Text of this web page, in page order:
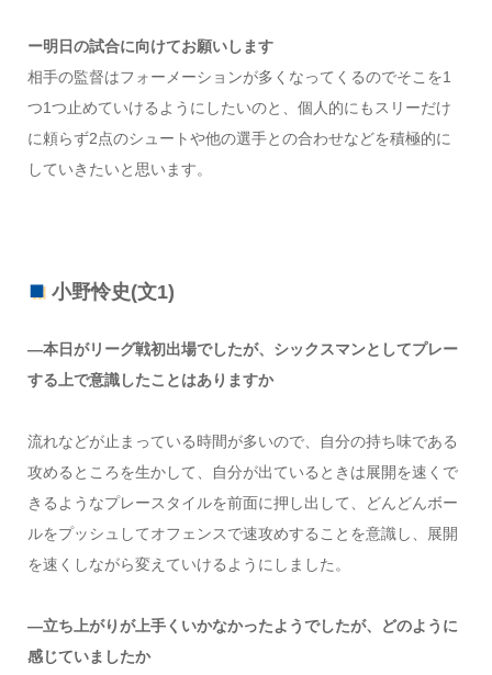
ー明日の試合に向けてお願いします
相手の監督はフォーメーションが多くなってくるのでそこを1
つ1つ止めていけるようにしたいのと、個人的にもスリーだけ
に頼らず2点のシュートや他の選手との合わせなどを積極的に
していきたいと思います。
小野怜史(文1)
―本日がリーグ戦初出場でしたが、シックスマンとしてプレー
する上で意識したことはありますか
流れなどが止まっている時間が多いので、自分の持ち味である
攻めるところを生かして、自分が出ているときは展開を速くで
きるようなプレースタイルを前面に押し出して、どんどんボー
ルをプッシュしてオフェンスで速攻めすることを意識し、展開
を速くしながら変えていけるようにしました。
―立ち上がりが上手くいかなかったようでしたが、どのように
感じていましたか